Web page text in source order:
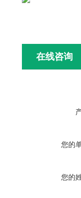
在线咨询
您的
您的